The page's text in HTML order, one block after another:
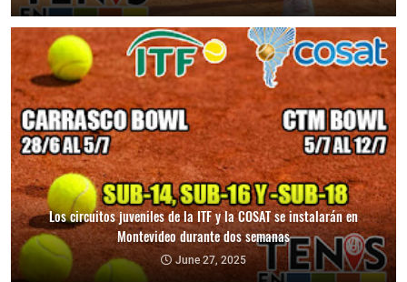
Los circuitos juveniles de la ITF y la COSAT se instalarán en
Montevideo durante dos semanas
June 27, 2025